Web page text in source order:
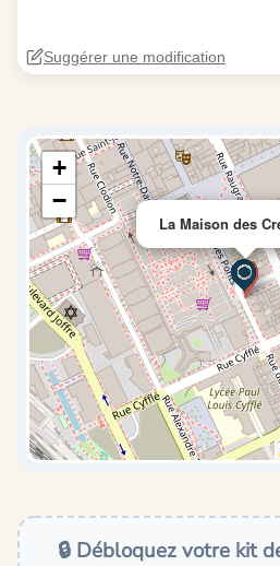
Suggérer une modification
La Maison des
+
−
🔒 Débloquez votre kit